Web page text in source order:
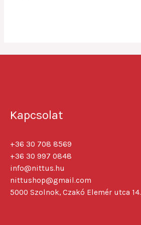
Kapcsolat
+36 30 708 8569
+36 30 997 0848
info@nittus.hu
nittushop@gmail.com
5000 Szolnok, Czakó Elemér utca 14.